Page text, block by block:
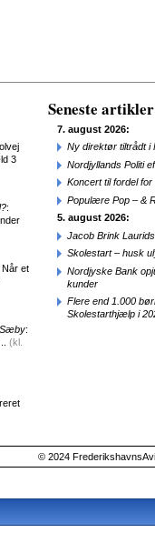
3
:
Når et
Sæby:
(kl.
Seneste artikler
7. august 2026:
Ny direktør tiltrådt i
Nordjyllands Politi
Koncert til fordel
Populære Pop – &
5. august 2026:
Jacob Brink
Skolestart – husk
Nordjyske Bank
kunder
Flere end 1.000
Skolestarthjælp i
© 2024